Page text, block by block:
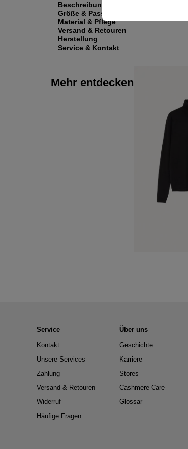
Beschreibung
Größe & Passform
Material & Pflege
Versand & Retouren
Herstellung
Service & Kontakt
Mehr entdecken
Service
Kontakt
Unsere Services
Zahlung
Versand & Retouren
Widerruf
Häufige Fragen
Über uns
Geschichte
Karriere
Stores
Cashmere Care
Glossar